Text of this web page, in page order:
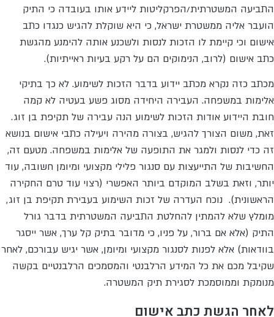
התביעה המשטרתית/הפרקליטות ליידע אותו בעובדה כי התיק
הועבר אליה ממשטרת ישראל, כי היא שוקלת להגיש כנגדו כתב
אישום וכי קיימת לו הזכות לנסות ולשכנע אותה להימנע מהגשת
כתב אישום (לרוב, הנימוקים הם על רקע בעיות ראייתיות).
מכתב כזה נקרא מכתב יידוע בדבר הזכות לשימוע. לא כך בתיקי
אלימות במשפחה. העבירה היחידה מסוג פשע בעטיה לא קמה
חובת היידוע אודות הזכות לשימוע הנה עבירה של תקיפת בן זוג.
זאת, משום הצורך להגיש, בצורה מהירה ויעילה כתבי אישום בנושא
זה כדי לנסות ולמגר את התופעה של אלימות במשפחה. מטעם זה,
החשיבות של התייעצות עם סנגור פלילי מקצועי ומיומן חשובה, עוד
יותר, וזאת בשלב המוקדם ביותר האפשרי (רצוי עוד טרם החקירה
הראשונית). נוכח העדרה של זכות השימוע בעבירת תקיפת בן זוג,
מומלץ שלא להמתין להחלטת התביעה המשטרתית בדבר גורל
התיק (אלא אם ברור, על פניו, כי מדובר בתיק קל ערך, אשר ייסגר
בוודאות) אלא לפנות לסנגור מקצועי ומיומן, אשר יגיש עבורכם, לאחר
שקיבל מכם את כל המידע הרלבנטי והמסמכים הרלבנטיים בקשה
מנומקת וממוסמכת לסגירת תיק המשטרה.
לאחר הגשת כתב אישום